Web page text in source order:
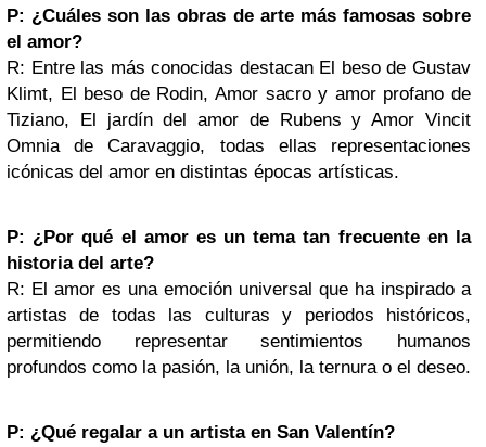
P: ¿Cuáles son las obras de arte más famosas sobre
el amor?
R: Entre las más conocidas destacan El beso de Gustav
Klimt, El beso de Rodin, Amor sacro y amor profano de
Tiziano, El jardín del amor de Rubens y Amor Vincit
Omnia de Caravaggio, todas ellas representaciones
icónicas del amor en distintas épocas artísticas.
P: ¿Por qué el amor es un tema tan frecuente en la
historia del arte?
R: El amor es una emoción universal que ha inspirado a
artistas de todas las culturas y periodos históricos,
permitiendo representar sentimientos humanos
profundos como la pasión, la unión, la ternura o el deseo.
P: ¿Qué regalar a un artista en San Valentín?